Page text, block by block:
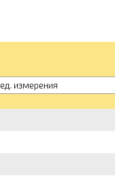
ед. измерения